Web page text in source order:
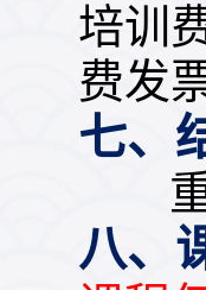
培训
费发
七、
八、